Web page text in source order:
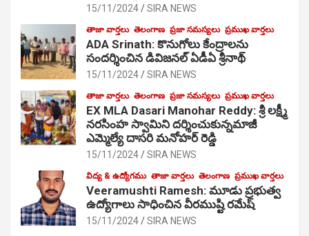
15/11/2024 SIRA NEWS
తాజా వార్తలు తెలంగాణ ప్రజా సమస్యలు ప్రముఖ వార్తలు
ADA Srinath: కొనుగోలు కేంద్రాల‌ను
సంద‌ర్శించిన డివిజనల్ ఏడీఏ శ్రీనాథ్
15/11/2024 SIRA NEWS
తాజా వార్తలు తెలంగాణ ప్రజా సమస్యలు ప్రముఖ వార్తలు
EX MLA Dasari Manohar Reddy: శ్రీ లక్ష్మీ
నరసింహ స్వామిని దర్శించుకున్నమాజీ
ఎమ్మెల్యే దాసరి మనోహర్ రెడ్డి
15/11/2024 SIRA NEWS
విద్య & ఉద్యోగము తాజా వార్తలు తెలంగాణ ప్రముఖ వార్తలు
Veeramushti Ramesh: మూడు ప్రభుత్వ
ఉద్యోగాలు సాధించిన వీరముష్టి రమేష్
15/11/2024 SIRA NEWS